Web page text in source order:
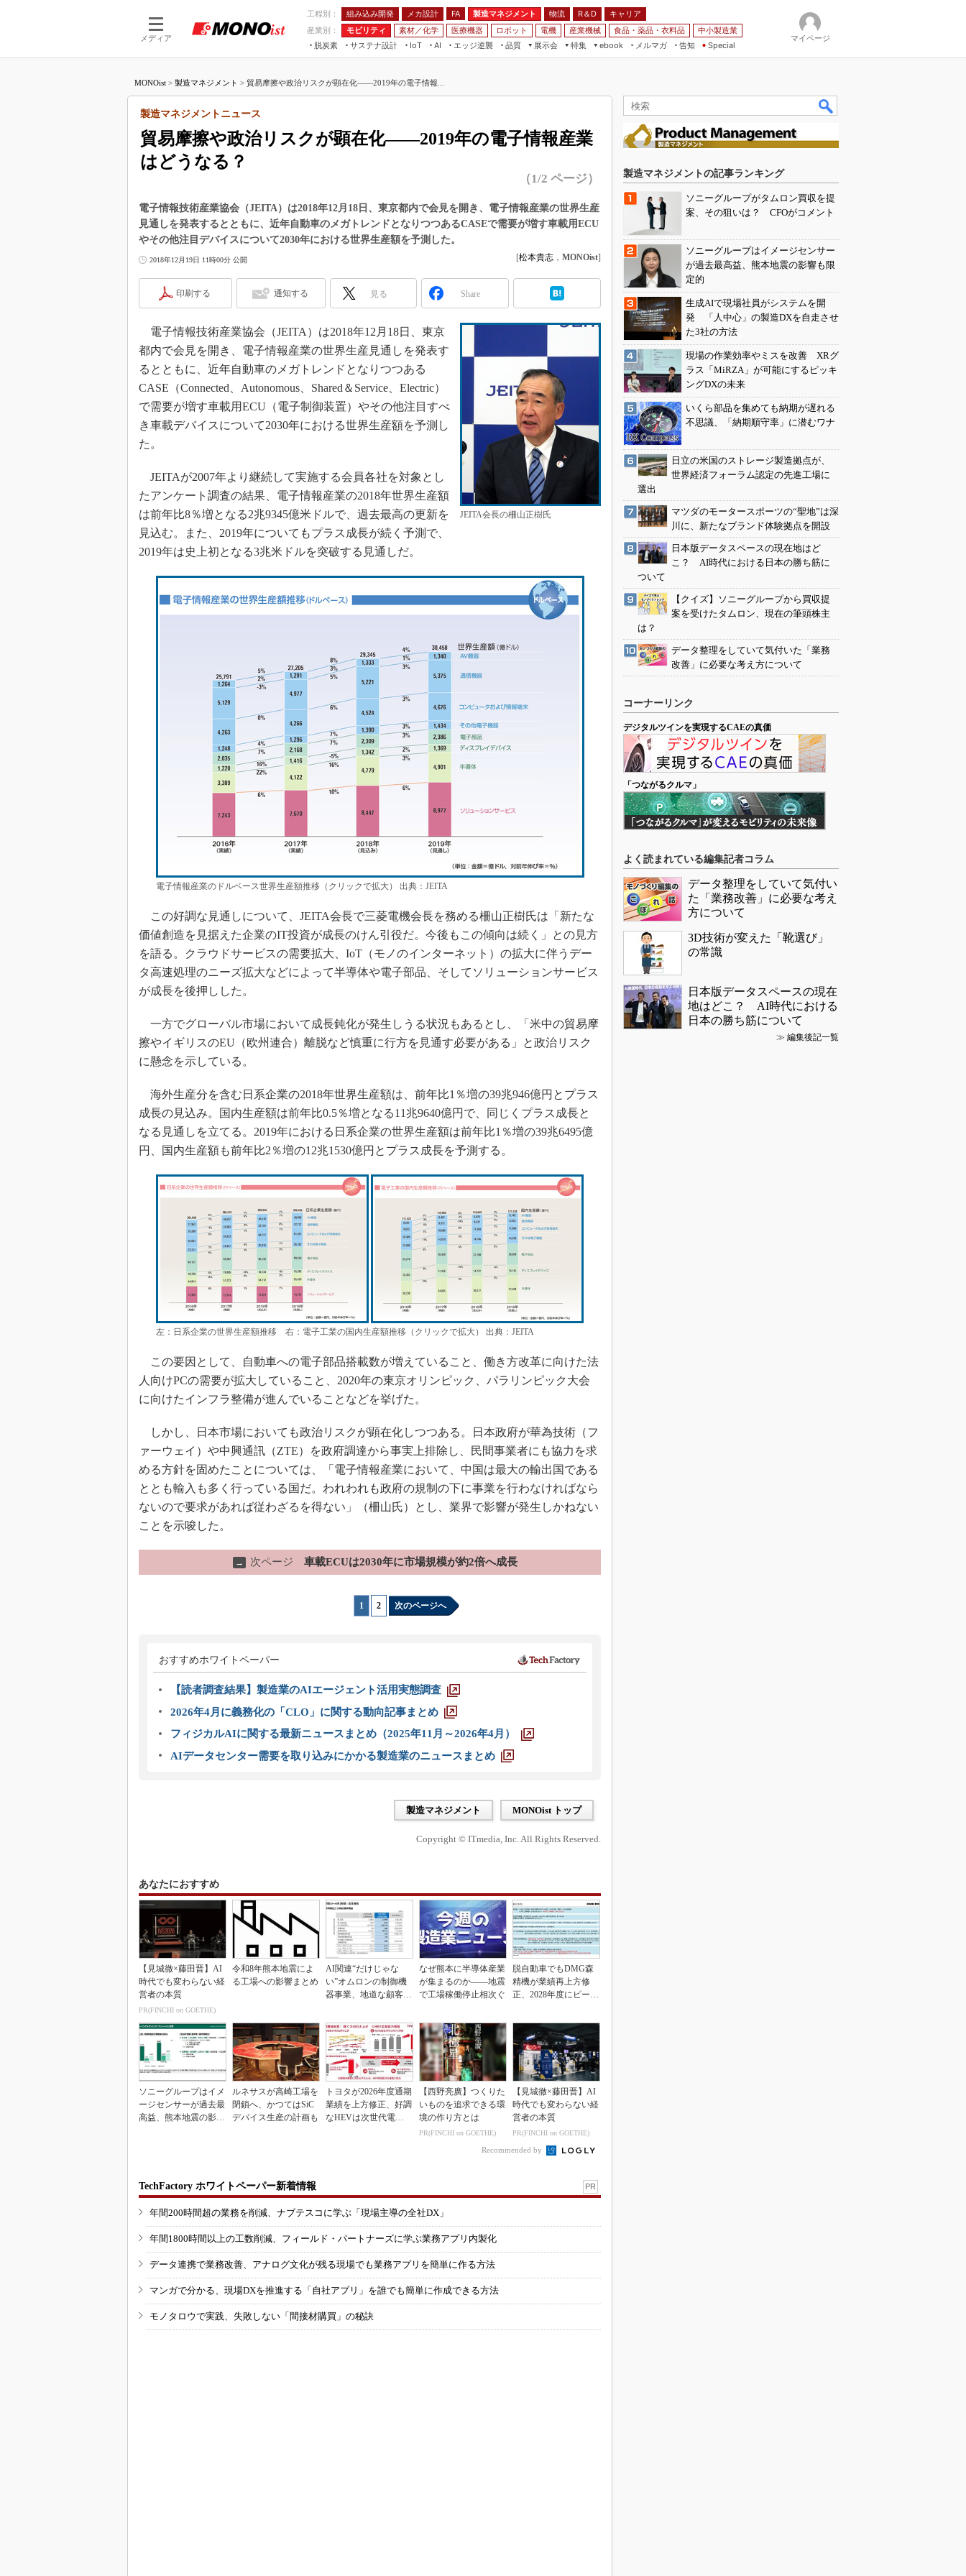
メディア
工程別： 組み込み開発 メカ設計 FA 製造マネジメント 物流 R＆D
キャリア
産業別：
モビリティ 素材／化学 医療機器 ロボット 電機 産業機械 食品・薬品・衣料品
中小製造業
脱炭素
サステナ設計
IoT
つながる工場
AI
AI×設備保全
エッジ逆襲 品質
展示会
JIMTOF
IIFES
TECHNO-FRONTIER
人テク展
スマート工場EXPO
日本ものづくりワールド
産業オープンネット展
特集
つながるクルマ
組み込みモデリング
Windows Embedded
3Dプリンタ
デジタルツインとCAE
インダストリー4.0
イノベーション
メイドインジャパン
植物工場
知財マネジメント
海外生産
新型コロナへの対応
ebook
FA
メルマガ
告知 Special
マイページ
MONOist > 製造マネジメント > 貿易摩擦や政治リスクが顕在化――2019年の電子情報...
貿易摩擦や政治リスクが顕在化――2019年の電子情報産業
はどうなる？
製造マネジメントニュース
（1/2 ページ）
電子情報技術産業協会（JEITA）は2018年12月18日、東京都内で会見を開き、電子情報産業の世界生産
見通しを発表するとともに、近年自動車のメガトレンドとなりつつあるCASEで需要が増す車載用ECU
やその他注目デバイスについて2030年における世界生産額を予測した。
2018年12月19日 11時00分 公開 [松本貴志 ， MONOist]
印刷する 通知する 見る Share
JEITA会長の柵山正樹氏
電子情報技術産業協会（JEITA）は2018年12月18日、東京
都内で会見を開き、電子情報産業の世界生産見通しを発表す
るとともに、近年自動車のメガトレンドとなりつつある
CASE（Connected、Autonomous、Shared＆Service、Electric）
で需要が増す車載用ECU（電子制御装置）やその他注目すべ
き車載デバイスについて2030年における世界生産額を予測し
た。
JEITAが2007年より継続して実施する会員各社を対象とし
たアンケート調査の結果、電子情報産業の2018年世界生産額
は前年比8％増となる2兆9345億米ドルで、過去最高の更新を
見込む。また、2019年についてもプラス成長が続く予測で、
2019年は史上初となる3兆米ドルを突破する見通しだ。
電子情報産業のドルベース世界生産額推移（クリックで拡大） 出典：JEITA
この好調な見通しについて、JEITA会長で三菱電機会長を務める柵山正樹氏は「新たな
価値創造を見据えた企業のIT投資が成長のけん引役だ。今後もこの傾向は続く」との見方
を語る。クラウドサービスの需要拡大、IoT（モノのインターネット）の拡大に伴うデー
タ高速処理のニーズ拡大などによって半導体や電子部品、そしてソリューションサービス
が成長を後押しした。
一方でグローバル市場において成長鈍化が発生しうる状況もあるとし、「米中の貿易摩
擦やイギリスのEU（欧州連合）離脱など慎重に行方を見通す必要がある」と政治リスク
に懸念を示している。
海外生産分を含む日系企業の2018年世界生産額は、前年比1％増の39兆946億円とプラス
成長の見込み。国内生産額は前年比0.5％増となる11兆9640億円で、同じくプラス成長と
なる見通しを立てる。2019年における日系企業の世界生産額は前年比1％増の39兆6495億
円、国内生産額も前年比2％増の12兆1530億円とプラス成長を予測する。
左：日系企業の世界生産額推移 右：電子工業の国内生産額推移（クリックで拡大） 出典：JEITA
この要因として、自動車への電子部品搭載数が増えていること、働き方改革に向けた法
人向けPCの需要が拡大していること、2020年の東京オリンピック、パラリンピック大会
に向けたインフラ整備が進んでいることなどを挙げた。
しかし、日本市場においても政治リスクが顕在化しつつある。日本政府が華為技術（フ
ァーウェイ）や中興通訊（ZTE）を政府調達から事実上排除し、民間事業者にも協力を求
める方針を固めたことについては、「電子情報産業において、中国は最大の輸出国である
ととも輸入も多く行っている国だ。われわれも政府の規制の下に事業を行わなければなら
ないので要求があれば従わざるを得ない」（柵山氏）とし、業界で影響が発生しかねない
ことを示唆した。
→ 次ページ 車載ECUは2030年に市場規模が約2倍へ成長
1 2 次のページへ
おすすめホワイトペーパー
【読者調査結果】製造業のAIエージェント活用実態調査
2026年4月に義務化の「CLO」に関する動向記事まとめ
フィジカルAIに関する最新ニュースまとめ（2025年11月～2026年4月）
AIデータセンター需要を取り込みにかかる製造業のニュースまとめ
製造マネジメント MONOist トップ
Copyright © ITmedia, Inc. All Rights Reserved.
あなたにおすすめ
【見城徹×藤田晋】AI
時代でも変わらない経
営者の本質
PR(FINCHI on GOETHE)
令和8年熊本地震によ
る工場への影響まとめ
AI関連“だけじゃな
い”オムロンの制御機
器事業、地道な顧客基
なぜ熊本に半導体産業
が集まるのか――地震
で工場稼働停止相次ぐ
脱自動車でもDMG森
精機が業績再上方修
正、2028年度にピーク
ソニーグループはイメ
ージセンサーが過去最
高益、熊本地震の影響
ルネサスが高崎工場を
閉鎖へ、かつてはSiC
デバイス生産の計画も
トヨタが2026年度通期
業績を上方修正、好調
なHEVは次世代電池
【西野亮廣】つくりた
いものを追求できる環
境の作り方とは
PR(FINCHI on GOETHE)
【見城徹×藤田晋】AI
時代でも変わらない経
営者の本質
PR(FINCHI on GOETHE)
Recommended by
TechFactory ホワイトペーパー新着情報 PR
年間200時間超の業務を削減、ナブテスコに学ぶ「現場主導の全社DX」
年間1800時間以上の工数削減、フィールド・パートナーズに学ぶ業務アプリ内製化
データ連携で業務改善、アナログ文化が残る現場でも業務アプリを簡単に作る方法
マンガで分かる、現場DXを推進する「自社アプリ」を誰でも簡単に作成できる方法
モノタロウで実践、失敗しない「間接材購買」の秘訣
製造マネジメントの記事ランキング
ソニーグループがタムロン買収を提
案、その狙いは？ CFOがコメント
ソニーグループはイメージセンサー
が過去最高益、熊本地震の影響も限
定的
生成AIで現場社員がシステムを開
発 「人中心」の製造DXを自走させ
た3社の方法
現場の作業効率やミスを改善 XRグ
ラス「MiRZA」が可能にするピッキ
ングDXの未来
いくら部品を集めても納期が遅れる
不思議、「納期順守率」に潜むワナ
日立の米国のストレージ製造拠点が、
世界経済フォーラム認定の先進工場に
選出
マツダのモータースポーツの“聖地”は深
川に、新たなブランド体験拠点を開設
日本版データスペースの現在地はど
こ？ AI時代における日本の勝ち筋に
ついて
【クイズ】ソニーグループから買収提
案を受けたタムロン、現在の筆頭株主
は？
データ整理をしていて気付いた「業務
改善」に必要な考え方について
コーナーリンク
デジタルツインを実現するCAEの真価
「つながるクルマ」
よく読まれている編集記者コラム
データ整理をしていて気付い
た「業務改善」に必要な考え
方について
3D技術が変えた「靴選び」
の常識
日本版データスペースの現在
地はどこ？ AI時代における
日本の勝ち筋について
≫ 編集後記一覧